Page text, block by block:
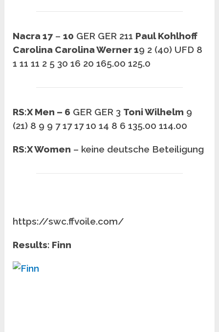
Nacra 17–10 GER GER 211 Paul Kohlhoff
Carolina Carolina Werner 19 2 (40) UFD 8
1 11 11 2 5 30 16 20 165.00 125.0
RS:X Men – 6 GER GER 3 Toni Wilhelm 9
(21) 8 9 9 7 17 17 10 14 8 6 135.00 114.00
RS:X Women – keine deutsche Beteiligung
https://swc.ffvoile.com/
Results: Finn